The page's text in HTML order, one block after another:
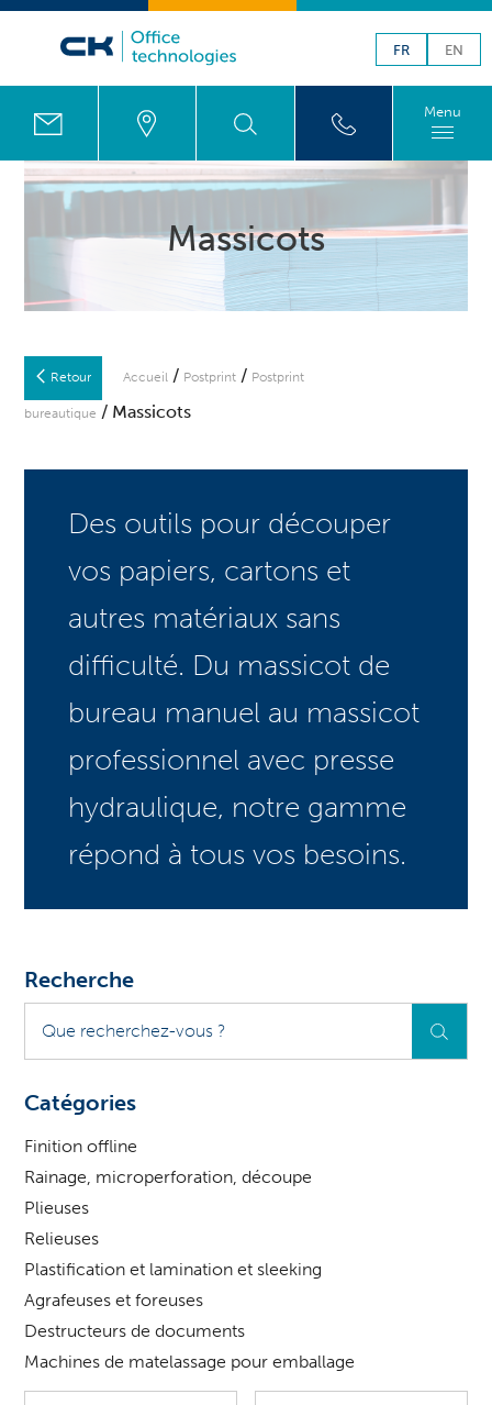
FR EN
Menu
Massicots
Retour Accueil / Postprint / Postprint
bureautique / Massicots
Des outils pour découper
vos papiers, cartons et
autres matériaux sans
difficulté. Du massicot de
bureau manuel au massicot
professionnel avec presse
hydraulique, notre gamme
répond à tous vos besoins.
Recherche
recherchez-
vous
Catégories
Finition offline
Rainage, microperforation, découpe
Plieuses
Relieuses
Plastification et lamination et sleeking
Agrafeuses et foreuses
Destructeurs de documents
Machines de matelassage pour emballage